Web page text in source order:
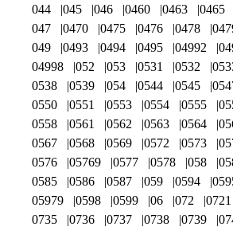
044 045 046 0460 0463 0465
047
0470 0475 0476 0478
049
0493 0494 0495 04992
04998
052 053 0531 0532
0538
0539 054 0544 0545
0550
0551 0553 0554 0555
0558
0561 0562 0563 0564
0567
0568 0569 0572 0573
0576
05769 0577 0578 058
0585
0586 0587 059 0594
05979
0598 0599 06 072 0721
0735
0736 0737 0738 0739